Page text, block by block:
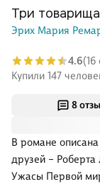
8
В романе
друзей – Роберта
Ужасы Первой
Три товарища
Эрих Мария
4.6(16
Купили 147